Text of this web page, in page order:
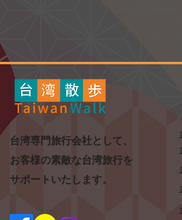
​台湾専門旅行会社として、
お客様の素敵な台湾旅行を
​サポートいたします。